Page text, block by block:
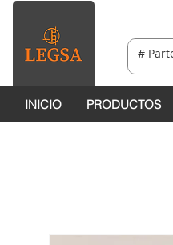
INICIO PRODUCTOS